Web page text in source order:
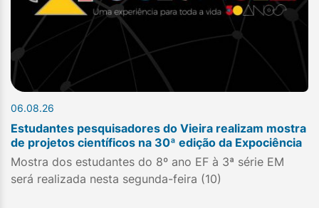
06.08.26
Estudantes pesquisadores do Vieira realizam mostra
de projetos científicos na 30ª edição da Expociência
Mostra dos estudantes do 8º ano EF à 3ª série EM
será realizada nesta segunda-feira (10)